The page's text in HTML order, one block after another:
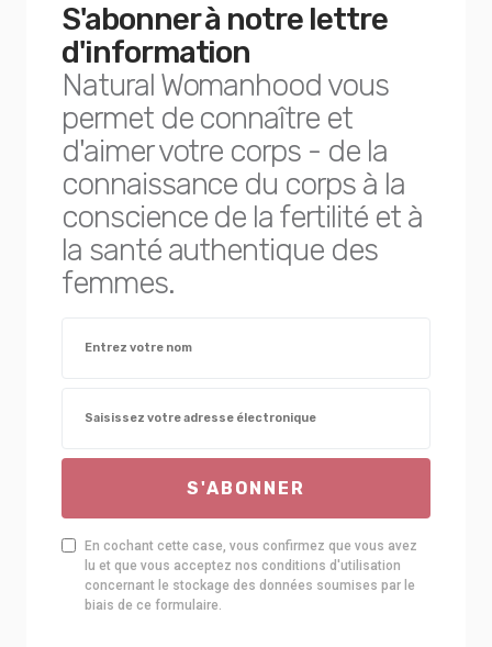
S'abonner à notre lettre
d'information
Natural Womanhood vous
permet de connaître et
d'aimer votre corps - de la
connaissance du corps à la
conscience de la fertilité et à
la santé authentique des
femmes.
S'ABONNER
En cochant cette case, vous confirmez que vous avez
lu et que vous acceptez nos conditions d'utilisation
concernant le stockage des données soumises par le
biais de ce formulaire.